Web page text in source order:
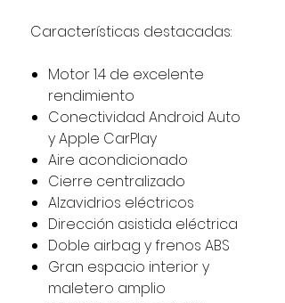
Características destacadas:
Motor 1.4 de excelente
rendimiento
Conectividad Android Auto
y Apple CarPlay
Aire acondicionado
Cierre centralizado
Alzavidrios eléctricos
Dirección asistida eléctrica
Doble airbag y frenos ABS
Gran espacio interior y
maletero amplio